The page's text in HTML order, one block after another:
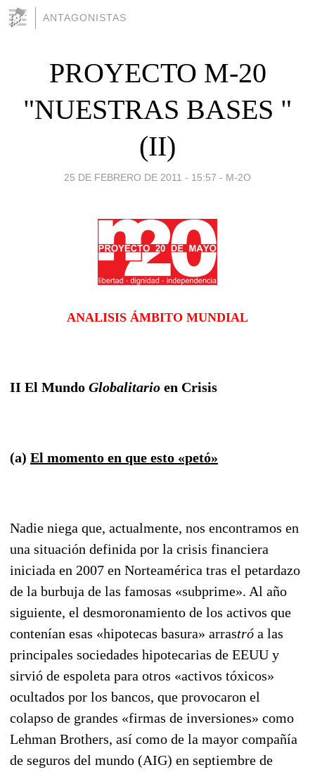
ANTAGONISTAS
PROYECTO M-20
"NUESTRAS BASES "
(II)
25 DE FEBRERO DE 2011 - 15:57 - M-2O
ANALISIS ÁMBITO MUNDIAL
II El Mundo Globalitario en Crisis
(a) El momento en que esto «petó»
Nadie niega que, actualmente, nos encontramos en
una situación definida por la crisis financiera
iniciada en 2007 en Norteamérica tras el petardazo
de la burbuja de las famosas «subprime». Al año
siguiente, el desmoronamiento de los activos que
contenían esas «hipotecas basura» arras­tró a las
principales sociedades hipotecarias de EEUU y
sirvió de espoleta para otros «activos tóxicos»
ocultados por los bancos, que provocaron el
colapso de grandes «firmas de inversiones» como
Lehman Brothers, así como de la mayor compañía
de seguros del mundo (AIG) en septiem­bre de